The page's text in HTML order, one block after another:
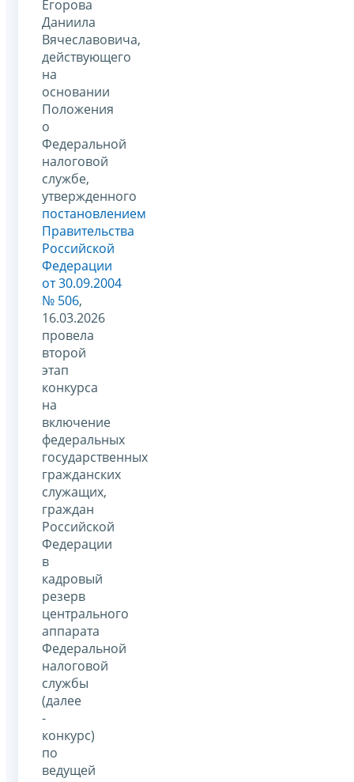
Егорова
Даниила
Вячеславовича,
действующего
на
основании
Положения
о
Федеральной
налоговой
службе,
утвержденного
постановлением
Правительства
Российской
Федерации
от 30.09.2004
№ 506,
16.03.2026
провела
второй
этап
конкурса
на
включение
федеральных
государственных
гражданских
служащих,
граждан
Российской
Федерации
в
кадровый
резерв
центрального
аппарата
Федеральной
налоговой
службы
(далее
-
конкурс)
по
ведущей